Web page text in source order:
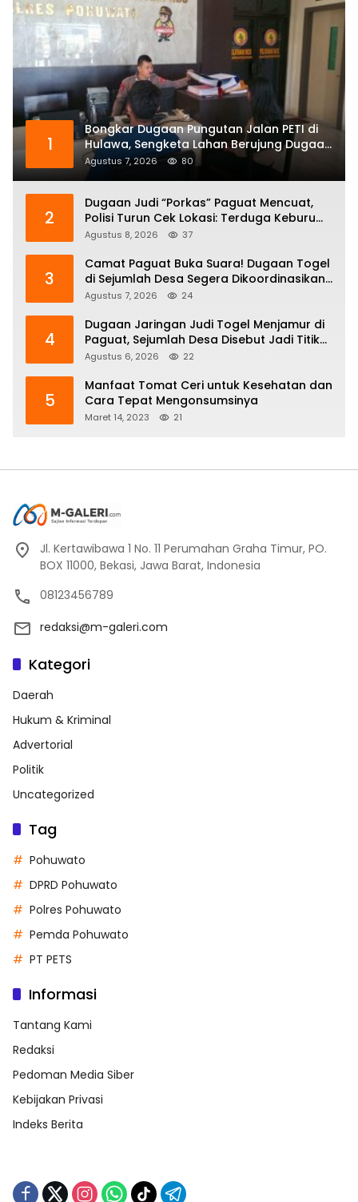
1
Bongkar Dugaan Pungutan Jalan PETI di
Hulawa, Sengketa Lahan Berujung Dugaan
Pengeroyokan
Agustus 7, 2026 80
2
Dugaan Judi “Porkas” Paguat Mencuat,
Polisi Turun Cek Lokasi: Terduga Keburu
Menghilang
Agustus 8, 2026 37
3
Camat Paguat Buka Suara! Dugaan Togel
di Sejumlah Desa Segera Dikoordinasikan
ke Polisi
Agustus 7, 2026 24
4
Dugaan Jaringan Judi Togel Menjamur di
Paguat, Sejumlah Desa Disebut Jadi Titik
Operasi
Agustus 6, 2026 22
5
Manfaat Tomat Ceri untuk Kesehatan dan
Cara Tepat Mengonsumsinya
Maret 14, 2023 21
Jl. Kertawibawa 1 No. 11 Perumahan Graha Timur, PO.
BOX 11000, Bekasi, Jawa Barat, Indonesia
08123456789
redaksi@m-galeri.com
Kategori
Daerah
Hukum & Kriminal
Advertorial
Politik
Uncategorized
Tag
Pohuwato
DPRD Pohuwato
Polres Pohuwato
Pemda Pohuwato
PT PETS
Informasi
Tantang Kami
Redaksi
Pedoman Media Siber
Kebijakan Privasi
Indeks Berita